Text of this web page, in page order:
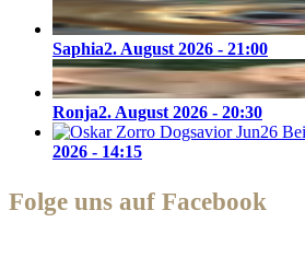
Saphia2. August 2026 - 21:00
Ronja2. August 2026 - 20:30
2026 - 14:15
Folge uns auf Facebook